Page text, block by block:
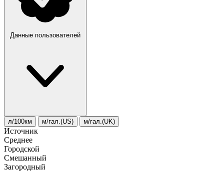
Данные пользователей
л/100км м/гал.(US) м/гал.(UK)
Источник
Среднее
Городской
Смешанный
Загородный